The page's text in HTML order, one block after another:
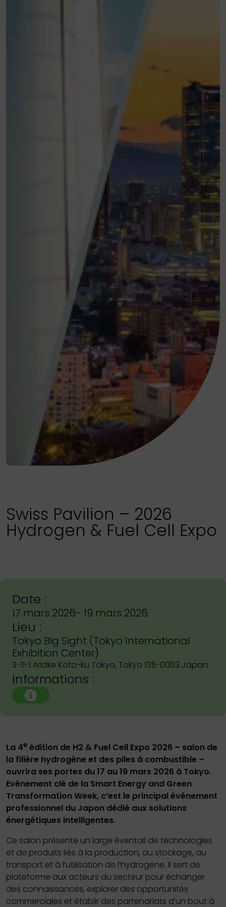
Swiss Pavilion – 2026
Hydrogen & Fuel Cell Expo
Date :
17 mars 2026- 19 mars 2026
Lieu :
Tokyo Big Sight (Tokyo International
Exhibition Center)
3-11-1 Ariake Koto-ku Tokyo, Tokyo 135-0063 Japan
Informations :
La 4e édition de H2 & Fuel Cell Expo 2026 – salon de
la filière hydrogène et des piles à combustible –
ouvrira ses portes du 17 au 19 mars 2026 à Tokyo.
Evénement clé de la Smart Energy and Green
Transformation Week, c’est le principal événement
professionnel du Japon dédié aux solutions
énergétiques intelligentes.
Ce salon présente un large éventail de technologies
et de produits liés à la production, au stockage, au
transport et à l’utilisation de l’hydrogène. Il sert de
plateforme aux acteurs du secteur pour échanger
des connaissances, explorer des opportunités
commerciales et établir des partenariats d’un bout à